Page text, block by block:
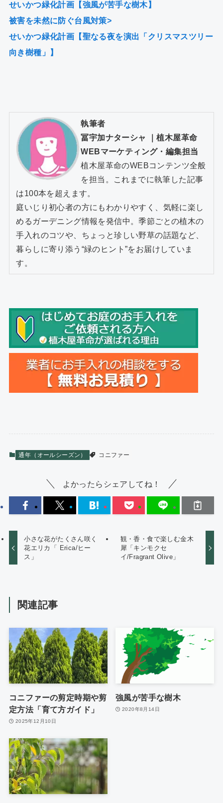
せいかつ緑化計画【強風が苦手な樹木】
被害を未然に防ぐ台風対策>
せいかつ緑化計画【聖なる夜を演出「クリスマスツリー
向き樹種」】
執筆者
冨宇加ナターシャ
｜植木屋革命
WEBマーケティング・編集担当
植木屋革命のWEBコンテンツ全般
を担当。これまでに執筆した記事
は100本を超えます。
庭いじり初心者の方にもわかりやすく、気軽に楽し
めるガーデニング情報を発信中。季節ごとの植木の
手入れのコツや、ちょっと珍しい野草の話題など、
暮らしに寄り添う“緑のヒント”をお届けしていま
す。
通年（オールシーズン） コニファー
よかったらシェアしてね！
小さな花がたくさん咲く
花エリカ「 Erica/ヒー
ス」
観・香・食で楽しむ金木
犀「キンモクセ
イ/Fragrant Olive」
関連記事
コニファーの剪定時期や剪
定方法「育て方ガイド」
2025年12月10日
強風が苦手な樹木
2020年8月14日